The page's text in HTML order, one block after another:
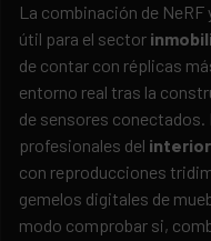
La combinación de
útil para el sector
de contar con réplicas
entorno real tras la
de sensores conectados.
profesionales del
con reproducciones
gemelos digitales de
modo comprobar si,